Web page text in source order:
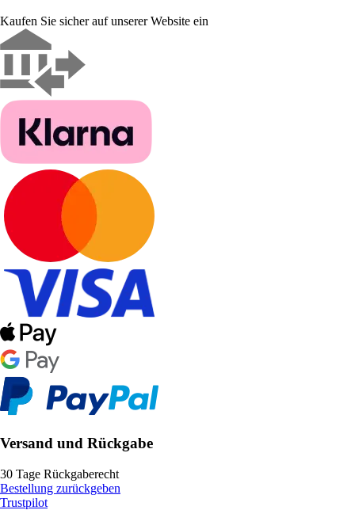
Kaufen Sie sicher auf unserer Website ein
Versand und Rückgabe
30 Tage Rückgaberecht
Bestellung zurückgeben
Trustpilot